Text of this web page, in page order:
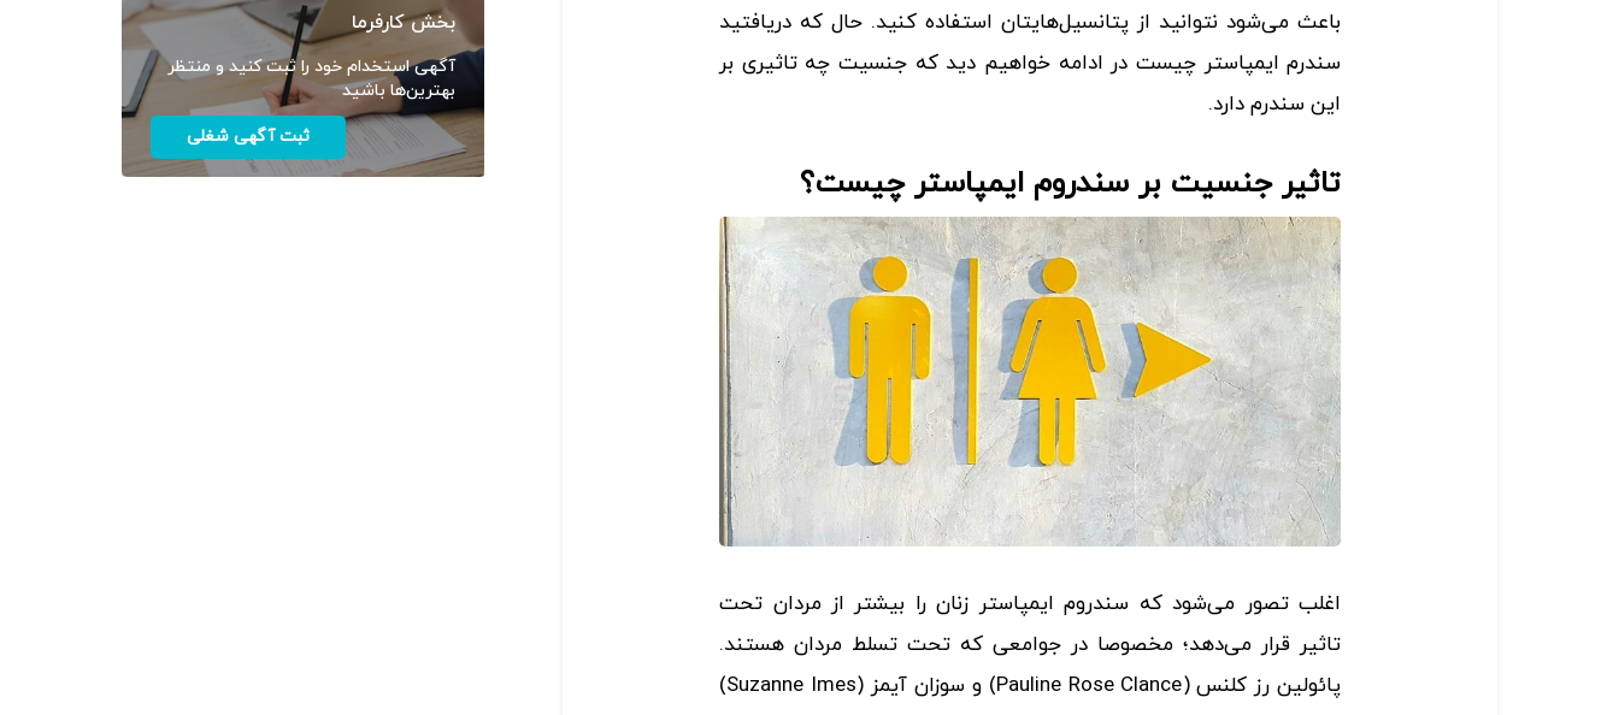
باعث می‌شود نتوانید از پتانسیل‌هایتان استفاده کنید. حال که دریافتید
سندرم ایمپاستر چیست در ادامه خواهیم دید که جنسیت چه تاثیری بر
این سندرم دارد.
تاثیر جنسیت بر سندروم ایمپاستر چیست؟
اغلب تصور می‌شود که سندروم ایمپاستر زنان را بیشتر از مردان تحت
تاثیر قرار می‌دهد؛ مخصوصا در جوامعی که تحت تسلط مردان هستند.
پائولین رز کلنس (Pauline Rose Clance) و سوزان آیمز (Suzanne Imes)
بخش کارفرما
آگهی استخدام خود را ثبت کنید و منتظر
بهترین‌ها باشید
ثبت آگهی شغلی